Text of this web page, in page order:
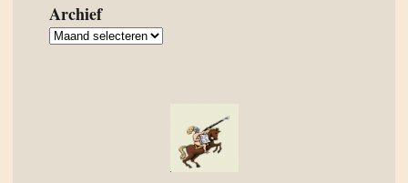
Archief
Archief